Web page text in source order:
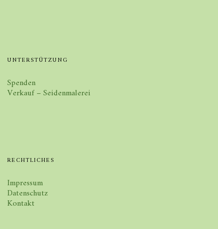
UNTERSTÜTZUNG
Spenden
Verkauf – Seidenmalerei
RECHTLICHES
Impressum
Datenschutz
Kontakt